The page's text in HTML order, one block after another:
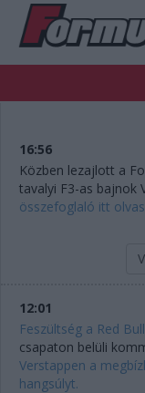
FORMULA
NEMZETKÖZI
RETRO
PODCAST
16:56
Közben lezajlott a
tavalyi F3-as bajnok
összefoglaló itt
12:01
Feszültség a Red
csapaton belüli
Verstappen a
hangsúlyt.